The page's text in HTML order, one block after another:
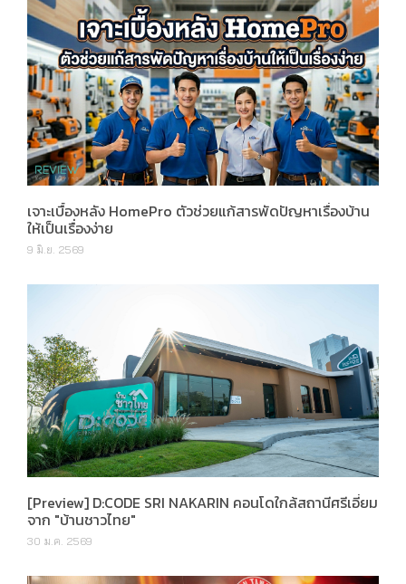
เจาะเบื้องหลัง HomePro ตัวช่วยแก้สารพัดปัญหาเรื่องบ้าน
ให้เป็นเรื่องง่าย
9 มิ.ย. 2569
[Preview] D:CODE SRI NAKARIN คอนโดใกล้สถานีศรีเอี่ยม
จาก "บ้านชาวไทย"
30 ม.ค. 2569